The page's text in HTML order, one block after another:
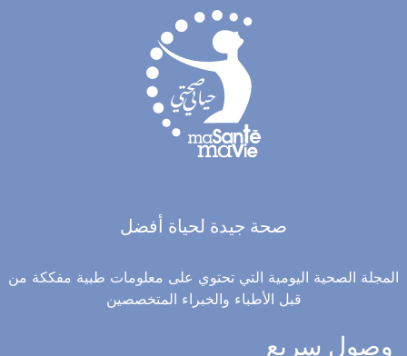
صحة جيدة لحياة أفضل
المجلة الصحية اليومية التي تحتوي على معلومات طبية مفككة من
قبل الأطباء والخبراء المتخصصين
وصول سريع